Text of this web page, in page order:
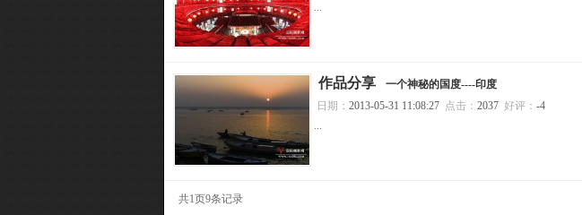
...
作品分享
一个神秘的国度----印度
日期： 2013-05-31 11:08:27 点击： 2037 好评： -4
...
共1页9条记录